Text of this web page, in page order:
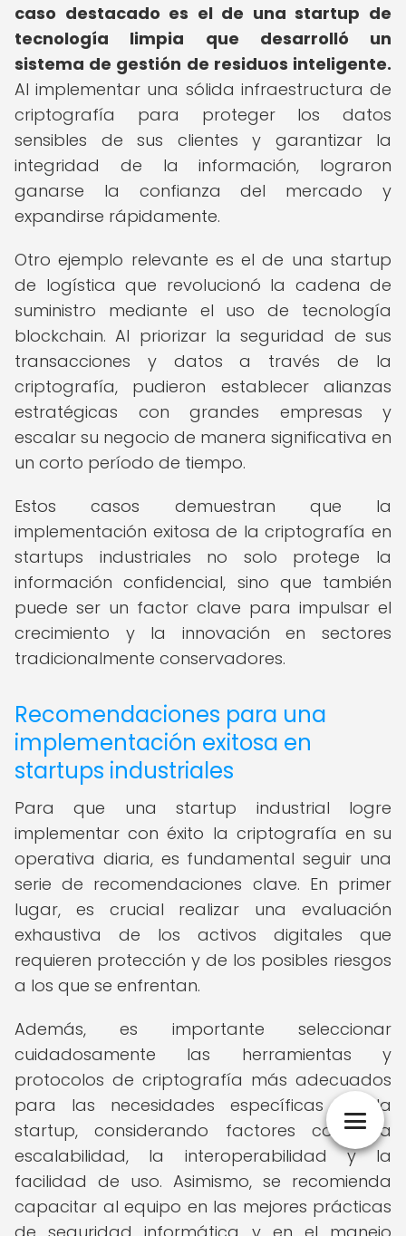
caso destacado es el de una startup de
tecnología limpia que desarrolló un
sistema de gestión de residuos inteligente.
Al implementar una sólida infraestructura de
criptografía para proteger los datos
sensibles de sus clientes y garantizar la
integridad de la información, lograron
ganarse la confianza del mercado y
expandirse rápidamente.
Otro ejemplo relevante es el de una startup
de logística que revolucionó la cadena de
suministro mediante el uso de tecnología
blockchain. Al priorizar la seguridad de sus
transacciones y datos a través de la
criptografía, pudieron establecer alianzas
estratégicas con grandes empresas y
escalar su negocio de manera significativa en
un corto período de tiempo.
Estos casos demuestran que la
implementación exitosa de la criptografía en
startups industriales no solo protege la
información confidencial, sino que también
puede ser un factor clave para impulsar el
crecimiento y la innovación en sectores
tradicionalmente conservadores.
Recomendaciones para una
implementación exitosa en
startups industriales
Para que una startup industrial logre
implementar con éxito la criptografía en su
operativa diaria, es fundamental seguir una
serie de recomendaciones clave. En primer
lugar, es crucial realizar una evaluación
exhaustiva de los activos digitales que
requieren protección y de los posibles riesgos
a los que se enfrentan.
Además, es importante seleccionar
cuidadosamente las herramientas y
protocolos de criptografía más adecuados
para las necesidades específicas de la
startup, considerando factores como la
escalabilidad, la interoperabilidad y la
facilidad de uso. Asimismo, se recomienda
capacitar al equipo en las mejores prácticas